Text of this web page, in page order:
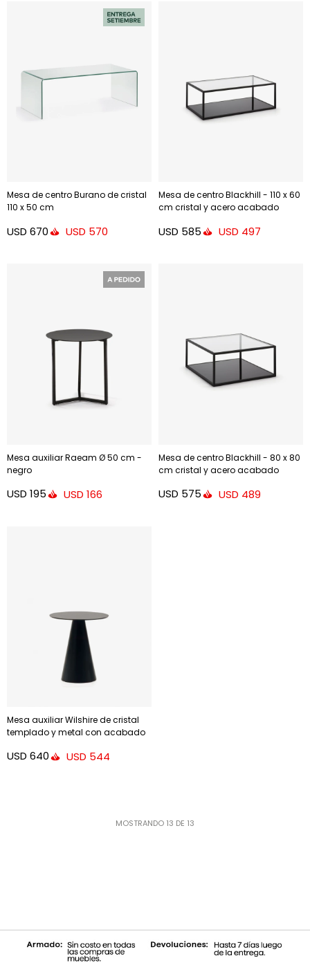
Mesa de centro Burano de cristal
110 x 50 cm
USD 670 USD 570
Mesa de centro Blackhill - 110 x 60
cm cristal y acero acabado
USD 585 USD 497
Mesa auxiliar Raeam Ø 50 cm -
negro
USD 195 USD 166
Mesa de centro Blackhill - 80 x 80
cm cristal y acero acabado
USD 575 USD 489
Mesa auxiliar Wilshire de cristal
templado y metal con acabado
USD 640 USD 544
MOSTRANDO 13 DE 13